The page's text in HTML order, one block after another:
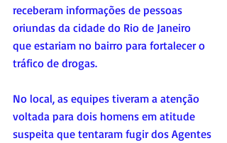
receberam informações de pessoas
oriundas da cidade do Rio de Janeiro
que estariam no bairro para fortalecer o
tráfico de drogas.
No local, as equipes tiveram a atenção
voltada para dois homens em atitude
suspeita que tentaram fugir dos Agentes